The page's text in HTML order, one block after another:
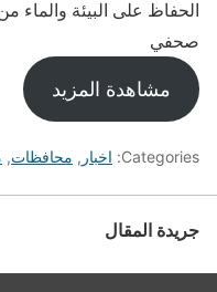
الحفاظ على البيئة والماء
صحفي
مشاهدة المزيد
Categories: اخبار , محافظات,
جريدة المقال